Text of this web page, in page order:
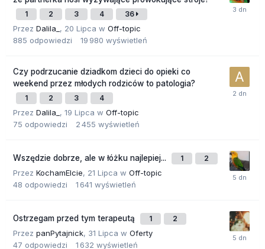
1 2 3 4 36
Przez Dalila_ , 20 Lipca w Off-topic
885 odpowiedzi 19 980 wyświetleń
Czy podrzucanie dziadkom dzieci do opieki co
weekend przez młodych rodziców to patologia?
1 2 3 4
Przez Dalila_ , 19 Lipca w Off-topic
75 odpowiedzi 2 455 wyświetleń
Wszędzie dobrze, ale w łóżku najlepiej... 1 2
Przez KochamElcie, 21 Lipca w Off-topic
48 odpowiedzi 1 641 wyświetleń
Ostrzegam przed tym terapeutą 1 2
Przez panPytajnick, 31 Lipca w Oferty
47 odpowiedzi 1 632 wyświetleń